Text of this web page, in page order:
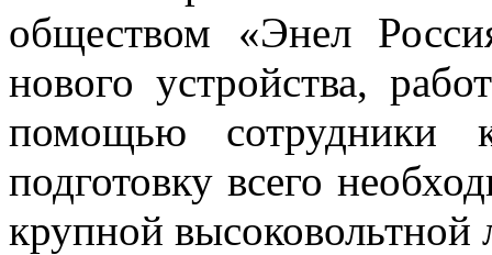
обществом «Энел
нового устройства,
помощью сотрудники
подготовку всего
крупной высоковольтной